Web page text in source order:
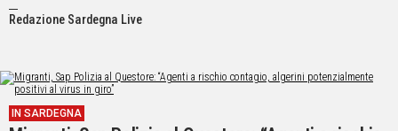
Redazione Sardegna Live
IN SARDEGNA